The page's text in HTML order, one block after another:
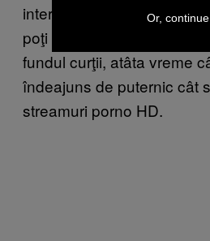
internet bun şi îl vrem
poţi să te masturbezi
fundul curţii, atâta vreme
îndeajuns de puternic cât
streamuri porno HD.
Or,